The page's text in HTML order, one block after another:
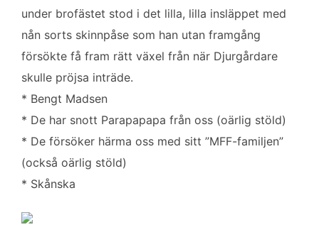
under brofästet stod i det lilla, lilla insläppet med
nån sorts skinnpåse som han utan framgång
försökte få fram rätt växel från när Djurgårdare
skulle pröjsa inträde.
* Bengt Madsen
* De har snott Parapapapa från oss (oärlig stöld)
* De försöker härma oss med sitt ”MFF-familjen”
(också oärlig stöld)
* Skånska